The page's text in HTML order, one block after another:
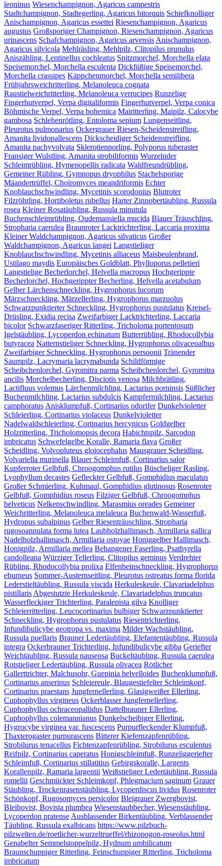
leoninus Wiesenchampignon, Agaricus campestris
Stadtchampignon, Stadtegerling, Agaricus bitorquis Schiefknolliger
Anischampignon, Agaricus essettei Riesenchampignon, Agaricus
augustus Großsporiger Champignon, Riesenchampignon, Agaricus
urinascens Schafchampignon, Agaricus arvensisAnischampignon,
Agaricus silvicola Mehlräsling, Mehlpilz, Clitopilus prunulus
Aniszähling, Lentinellus cochleatus Spitzmorchel, Morchella elata
Speisemorchel, Morchella esculenta Dickfüßige Speisemorchel,
Morchella crassipes Käppchenmorchel, Morchella semilibera
Frühjahrsweichritterling, Melanoleuca cognata
Raustielweichritterling, Melanoleuca verrucipes Runzelige
Fingerhutverpel, Verpa digitaliformis Fingerhutverpel, Verpa conica
Böhmische Verpel, Verpa bohemica Mairitterling, Maipilz, Calocybe
gambosa Schlehenrötling, Entoloma sepium Lungenseitling,
Pleurotus pulmonarius Ockergrauer Riesen-Scheidenstreifling,
Amanita lividopallescens Dickscheidiger Scheidenstreifling,
Amanita pachyvolvata Sklerotienporling, Polyporus tuberaster
Fransiger Wulstling, Amanita strobiliformis Wurzelnder
Schleimrübling, Hymenopellis radicata Waldfreundrübling,
Gemeiner Rübling, Gymnopus dryophilus Stachelsporige
Mäandertrüffel, Choiromyces meandriformis Echter
Knoblauchschwindling, Mycetinis scorodonius Blutroter
Filzröhrling, Hortiboletus rubellus Harter Zinnobertäubling, Russula
rosea Kleiner Rosatäubling, Russula minutula
Buchenschleimrübling, Oudemansiella mucida Blauer Träuschling,
Stropharia caerulea Braunroter Lacktrichterling, Laccaria proxima
Kleiner Waldchampignon, Agaricus silvaticus Großer
Waldchampignon, Agaricus langei Langstieliger
Knoblauchschwindling, Mycetinis alliaceus Maisbeulenbrand,
Ustilago maydis Europäisches Goldblatt, Phylloporus pelletieri
Langstielige Becherlorchel, Helvella macropus Hochgerippte
Becherlorchel, Hochgerippter Becherling, Helvella acetabulum
Gelber Lärchenschneckling, Hygrophorus lucorum
Märzschneckling, Märzellerling, Hygrophorus marzuolus
Schwarzpunktierter Schneckling, Hygrophorus pustulatus Kreisel-
Drüsling, Exidia recisa Zweifarbiger Lacktrichterling, Laccaria
bicolor Schwarzfaseriger Ritterling, Tricholoma portentosum
Igelstäubling, Lycoperdon echinatum Butterrübling, Rhodocollybia
butyracea Natternstieliger Schneckling, Hygrophorus olivaceoalbus
Zweifarbiger Schneckling, Hygrophorus persoonii Tränender
Saumpilz, Lacrymaria lacrymabunda Schildförmige
Scheibchenlorchel, Gyromitra parma Scheibchenlorchel, Gyromitra
ancilis Morchelbecherling, Disciotis venosa Milchbrätling,
Lactifluus volemus Lärchenmilchling, Lactarius porninsis Süßlicher
Buchenmilchling, Lactarius subdulcis Kampfermilchling, Lactarius
camphoratusAnisklumpfuß, Cortinarius odorifer Dunkelvioletter
Schleierling, Cortinarius violaceus Dunkelvioletter
Nadelwaldschleierling, Cortinarius hercynicus Goldgelber
Holzritterling, Tricholomopsis decora Habichtspilz, Sarcodon
imbricatus Schwefelgelbe Koralle, Ramaria flava Großer
Scheidling, Volvopluteus gloiocephalus Mausgrauer Scheidling,
Volvariella murinella Blauer Schleimfuß, Cortinarius salor
Kupferroter Gelbfuß, Chroogomphus rutilus Büscheliger Rasling,
Lyophyllum decastes Gefleckter Gelbfuß, Gomphidius maculatus
Großer Schmierling, Kuhmaul, Gomphidius glutinosus Rosenroter
Gelbfuß, Gomphidius roseus Filziger Gelbfuß, Chroogomphus
helveticus Nelkenschwindling, Marasmius oreades Gemeiner
Weichritterling, Melanoleuca melaleuca Buchenwald-Wasserfuß,
Hydropus subalpinus Gelber Riesenträuschling, Stropharia
rugosoannulata forma lutea Laubholzhallimasch, Armillaria gallica
Nadelholzhallimasch, Armillaria ostoyae Honiggelber Hallimasch,
Honigpilz, Armillaria mellea Behangener Faserling, Psathyrella
candolleana Würziger Tellerling, Clitopilus geminus Verdrehter
Rübling, Rhodocollybia prolixa Elfenbeinschneckling, Hygrophorus
eburneus Sommer-Austernseitling, Pleurotus ostreatus forma florida
Lederstieltäubling, Russula viscida Herkuleskeule, Clavariadelphus
pistillarisAbgestutzte Herkuleskeule, Clavariadelphus truncatus
Wasserfleckiger Trichterling, Paralepista gilva Knolliger
Schleierritterling, Leucocortinarius bulbiger Schwarzpunktierter
Schneckling, Hygrophorus pustulatus Riesentrichterling,
Infundibulicybe geotropa vs. maxima Milder Wachstäubling,
Russula puellaris Brauner Ledertäubling, Elefantentäubling, Russula
integra Ockerbrauner Trichterling, Infundibulicybe gibba Geriefter
Weichtäubling, Russula nauseosa Buckeltäubling, Russula caerulea
Rotstieliger Ledertäubling, Russula olivacea Rötlicher
Gallerttrichter, Malchusohr, Guepinia helvelloides Buchenklumpfuß,
Cortinarius anserinus Schleiereule, Blaugestiefelter Schleimkopf,
Cortinarius praestans Jungfernellerling, Glasigweißer Ellerling,
Cuphophyllus virgineus Ockerblasser Jungfernellerling,
Cuphophyllus ochraceopallidus Dattelbrauner Ellerling,
Cuphophyllus colemannianus Dunkelscheibiger Ellerling,
Hygrocybe virginea var. fuscescens Purpurfleckender Klumpfuß,
Thaxterogaster purpurascens Bitterer Kiefernzapfenrübling,
Strobilurus tenacellus Fichtenzapfenrübling, Strobilurus esculentus
Reifpilz, Cortinarius caperatus Honigschleimfuß, Runzeliggeriefter
Schleimfuß, Cortinarius stillatitius Gebirgskoralle, Largents
Korallenpilz, Ramaria largentii Weißstieliger Ledertäubling, Russula
romellii Geschmückter Schleimkopf, Phlegmacium saginum Grauer
Stäubling, Trockenrasenstäubling, Lycoperdiscus lividus Rosenroter
Schönkopf, Rugosomyces persicolor Bleigrauer Zwergbovist,
Bleibovist, Bovista plumbea Wiesenstaubbecher, Wiesenstäubling,
Lycoperdon pratenseAusblassender Birkentäubling, Verblassender
Täubling, Russula exalbicans https://www.pilzbuch-
pilzwelten.de/roetlicher-wurzeltrueffel/rhizopogon-roseolus.html
Genabelter Semmelstoppelpilz, Hydnum umbilicatum
Braunschuppiger Ritterling, Feinschuppiger Ritterling, Tricholoma
imbricatum